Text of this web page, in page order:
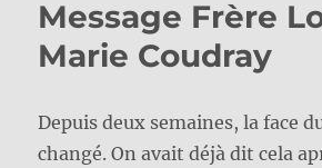
Message Frère
Marie Coudray
Depuis deux semaines, la face
changé. On avait déjà dit cela